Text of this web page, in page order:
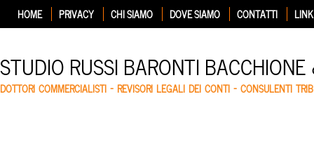
HOME PRIVACY CHI SIAMO DOVE SIAMO CONTATTI LINK
STUDIO RUSSI BARONTI
DOTTORI COMMERCIALISTI – REVISORI LEGALI DEI CONTI – CONSULENTI